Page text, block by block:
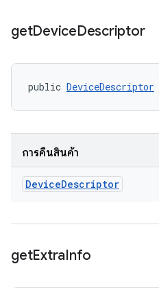
getDeviceDescriptor
public DeviceDescriptor
การคืนสินค้า
DeviceDescriptor
getExtraInfo